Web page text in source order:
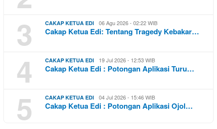
3 CAKAP KETUA EDI 06 Agu 2026 - 02:22 WIB
Cakap Ketua Edi: Tentang Tragedy Kebakar…
4 CAKAP KETUA EDI 19 Jul 2026 - 12:53 WIB
Cakap Ketua Edi : Potongan Aplikasi Turu…
5 CAKAP KETUA EDI 04 Jul 2026 - 15:46 WIB
Cakap Ketua Edi : Potongan Aplikasi Ojol…